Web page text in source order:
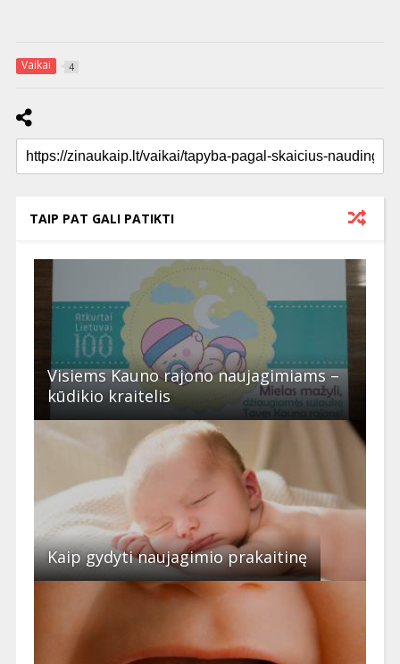
Vaikai 4
TAIP PAT GALI PATIKTI
Visiems Kauno rajono naujagimiams –
kūdikio kraitelis
Kaip gydyti naujagimio prakaitinę